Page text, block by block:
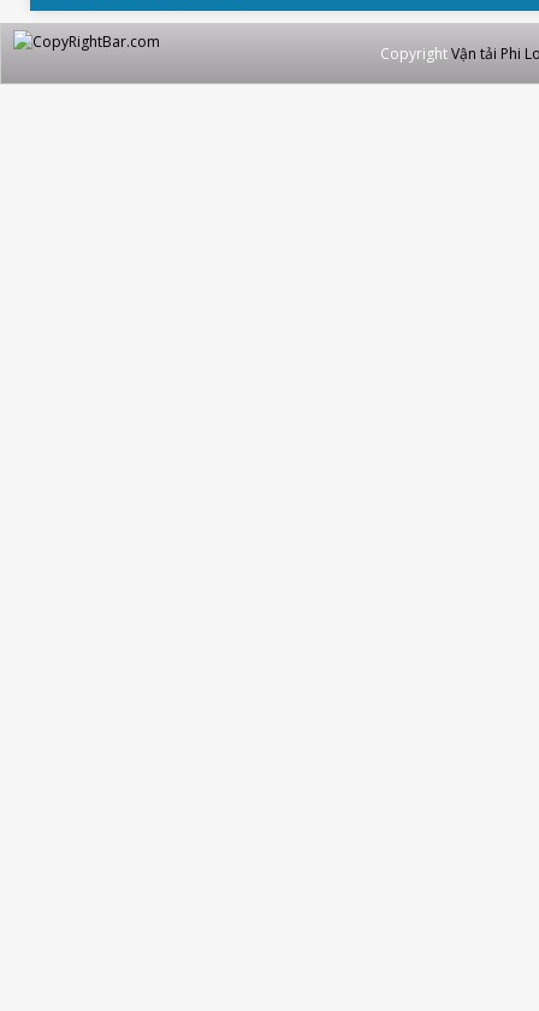
CopyrightVận tải Phi